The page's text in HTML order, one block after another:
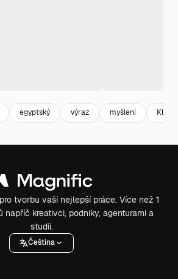
egyptský výraz myšlení
tvorbu vaší nejlepší práce. Více než 1
napříč kreativci, podniky, agenturami a
studii.
Čeština